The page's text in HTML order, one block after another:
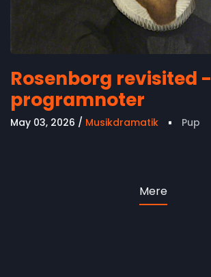
Rosenborg revisited -
programnoter
May 03, 2026 Musikdramatik Pup
Mere